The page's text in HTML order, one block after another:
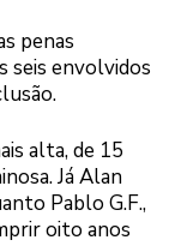
penas
seis envolvidos
alta, de 15
Já Alan
Pablo G.F.,
oito anos